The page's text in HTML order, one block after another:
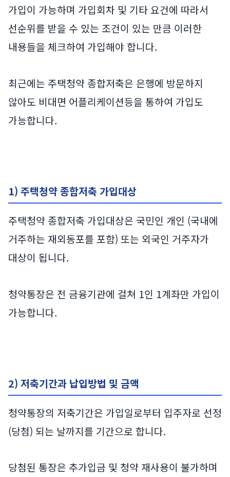
가입이 가능하며 가입회차 및 기타 요건에 따라서
선순위를 받을 수 있는 조건이 있는 만큼 이러한
내용들을 체크하여 가입해야 합니다.
최근에는 주택청약 종합저축은 은행에 방문하지
않아도 비대면 어플리케이션등을 통하여 가입도
가능합니다.
1) 주택청약 종합저축 가입대상
주택청약 종합저축 가입대상은 국민인 개인 (국내에
거주하는 재외동포를 포함) 또는 외국인 거주자가
대상이 됩니다.
청약통장은 전 금융기관에 걸쳐 1인 1계좌만 가입이
가능합니다.
2) 저축기간과 납입방법 및 금액
청약통장의 저축기간은 가입일로부터 입주자로 선정
(당첨) 되는 날까지를 기간으로 합니다.
당첨된 통장은 추가입금 및 청약 재사용이 불가하며